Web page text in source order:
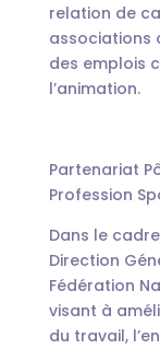
relation de
associations
des emplois
l’animation.
Partenariat
Profession
Dans le
Direction
Fédération
visant à
du travail,